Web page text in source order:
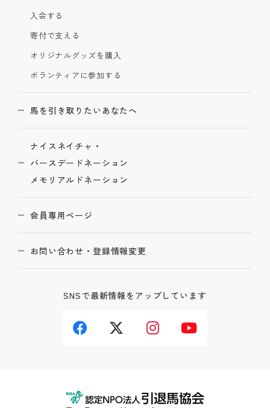
入会する
寄付で支える
オリジナルグッズを購入
ボランティアに参加する
馬を引き取りたいあなたへ
ナイスネイチャ・
バースデードネーション
メモリアルドネーション
会員専用ページ
お問い合わせ・登録情報変更
SNSで最新情報をアップしています